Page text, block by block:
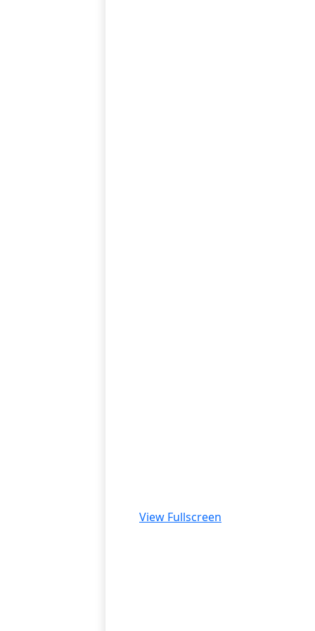
View Fullscreen